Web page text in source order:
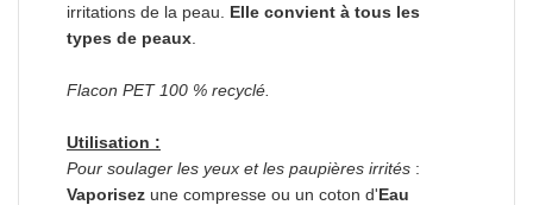
irritations de la peau.
Elle convient à tous les
types de peaux
Flacon PET 100 % recyclé.
Utilisation :
Pour soulager les yeux et les paupières irrités :
Vaporisez une compresse ou un coton d'Eau